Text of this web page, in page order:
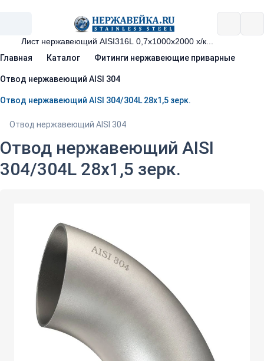
Главная Каталог Фитинги нержавеющие приварные
Отвод нержавеющий AISI 304
Отвод нержавеющий AISI 304/304L 28х1,5 зерк.
Отвод нержавеющий AISI 304
Отвод нержавеющий AISI
304/304L 28х1,5 зерк.